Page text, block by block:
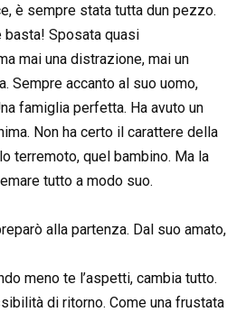
è sempre stata tutta dun pezzo.
basta! Sposata quasi
mai una distrazione, mai un
Sempre accanto al suo uomo,
famiglia perfetta. Ha avuto un
Non ha certo il carattere della
terremoto, quel bambino. Ma la
tutto a modo suo.
alla partenza. Dal suo amato,
meno te l’aspetti, cambia tutto.
di ritorno. Come una frustata